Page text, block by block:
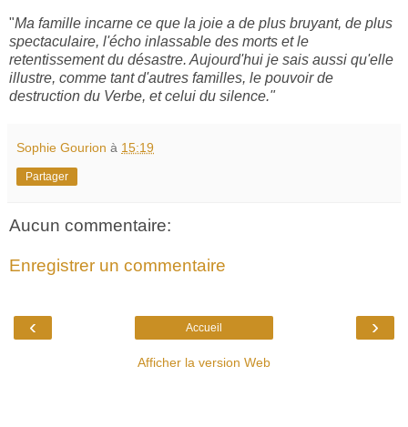
"Ma famille incarne ce que la joie a de plus bruyant, de plus
spectaculaire, l'écho inlassable des morts et le
retentissement du désastre. Aujourd'hui je sais aussi qu'elle
illustre, comme tant d'autres familles, le pouvoir de
destruction du Verbe, et celui du silence."
Sophie Gourion à 15:19
Partager
Aucun commentaire:
Enregistrer un commentaire
‹ ›
Accueil
Afficher la version Web